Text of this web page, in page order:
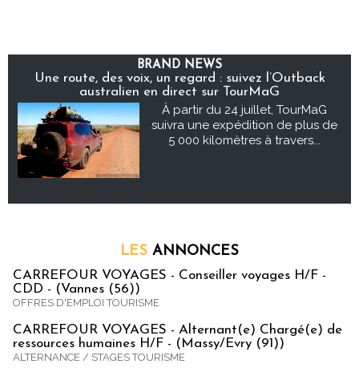
BRAND NEWS
Une route, des voix, un regard : suivez l’Outback
australien en direct sur TourMaG
À partir du 24 juillet, TourMaG
suivra une expédition de plus de
5 000 kilomètres à travers...
LES ANNONCES
CARREFOUR VOYAGES - Conseiller voyages H/F -
CDD - (Vannes (56))
OFFRES D'EMPLOI TOURISME
CARREFOUR VOYAGES - Alternant(e) Chargé(e) de
ressources humaines H/F - (Massy/Evry (91))
ALTERNANCE / STAGES TOURISME